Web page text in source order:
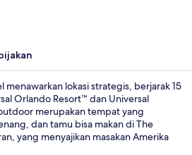
menawarkan lokasi strategis, berjarak 15
Orlando Resort™ dan Universal
merupakan tempat yang
dan tamu bisa makan di The
yang menyajikan masakan Amerika